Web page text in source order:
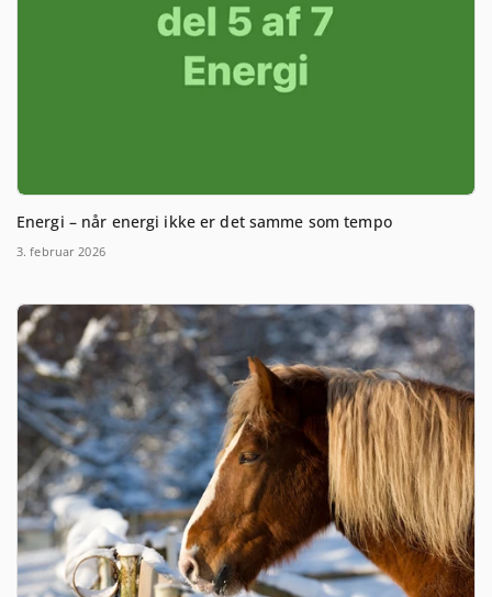
Energi – når energi ikke er det samme som tempo
3. februar 2026